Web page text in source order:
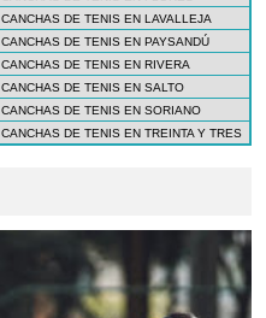
CANCHAS DE TENIS EN LAVALLEJA
CANCHAS DE TENIS EN PAYSANDÚ
CANCHAS DE TENIS EN RIVERA
CANCHAS DE TENIS EN SALTO
CANCHAS DE TENIS EN SORIANO
CANCHAS DE TENIS EN TREINTA Y TRES